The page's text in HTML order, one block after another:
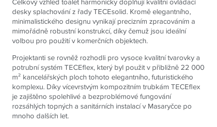
desky splachování z řady TECEsolid. Kromě elegantního,
minimalistického designu vynikají precizním zpracováním a
mimořádně robustní konstrukcí, díky čemuž jsou ideální
volbou pro použití v komerčních objektech.
Projektanti se rovněž rozhodli pro vysoce kvalitní tvarovky a
potrubní systém TECEflex, který byl použit v přibližně 22 000
m² kancelářských ploch tohoto elegantního, futuristického
komplexu. Díky vícevrstvým kompozitním trubkám TECEflex
je zajištěno spolehlivé a bezproblémové fungování
rozsáhlých topných a sanitárních instalací v Masaryčce po
mnoho dalších let.